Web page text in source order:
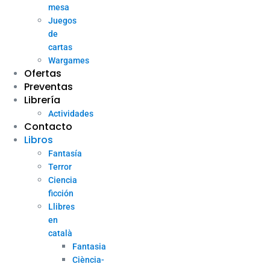
mesa
Juegos
de
cartas
Wargames
Ofertas
Preventas
Librería
Actividades
Contacto
Libros
Fantasía
Terror
Ciencia
ficción
Llibres
en
català
Fantasia
Ciència-